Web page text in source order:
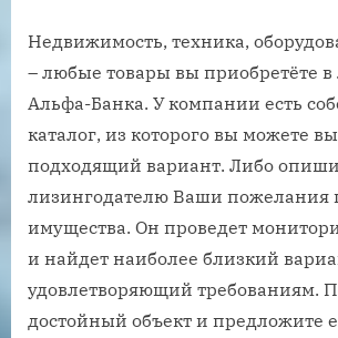
Недвижимость, техника,
– любые товары вы приобретёте в
Альфа-Банка. У компании есть
каталог, из которого вы можете
подходящий вариант. Либо
лизингодателю Ваши пожелания
имущества. Он проведет
и найдет наиболее близкий
удовлетворяющий требованиям.
достойный объект и предложите